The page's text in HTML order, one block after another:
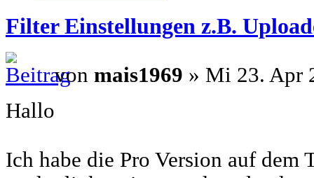
Filter Einstellungen z.B.
von mais1969 » Mi 23. Apr
Hallo
Ich habe die Pro Version auf dem